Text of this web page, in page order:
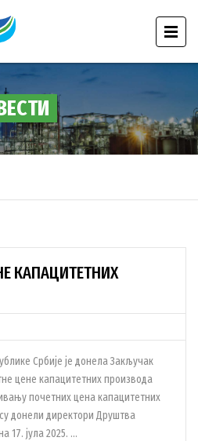
КАПАЦИТЕТНИХ
Србије је донела Закључак
цене капацитетних производа
почетних цена капацитетних
донели директори Друштва
17. јула 2025. …